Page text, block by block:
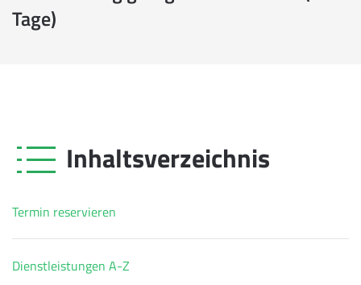
Tage)
Inhaltsverzeichnis
Termin reservieren
Dienstleistungen A-Z